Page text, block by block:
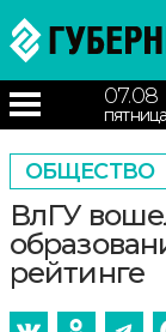
07.08
пятница
ОБЩЕСТВО
ВлГУ
рейтинге